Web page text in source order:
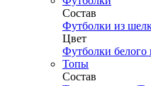
Состав
Футболки из
Цвет
Футболки белого
Топы
Состав